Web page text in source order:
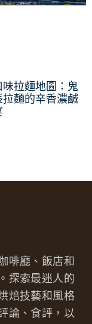
味拉麵地圖：鬼
拉麵的辛香濃鹹
啡廳、飯店和
探索最迷人的
焙技藝和風格
論、食評，以